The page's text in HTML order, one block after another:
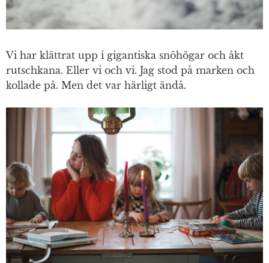
Vi har klättrat upp i gigantiska snöhögar och åkt
rutschkana. Eller vi och vi. Jag stod på marken och
kollade på. Men det var härligt ändå.